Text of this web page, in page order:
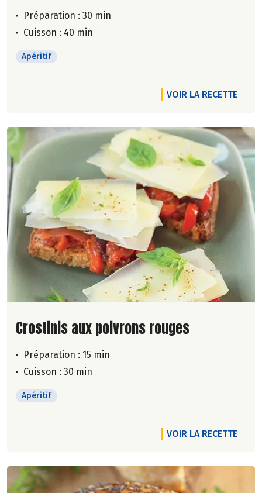
Préparation : 30 min
Cuisson : 40 min
Apéritif
VOIR LA RECETTE
Lire la suite de la recette
Crostinis aux poivrons rouges
Préparation : 15 min
Cuisson : 30 min
Apéritif
VOIR LA RECETTE